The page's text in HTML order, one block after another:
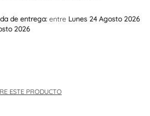
de entrega: entre Lunes 24 Agosto 2026
2026
ESTE PRODUCTO